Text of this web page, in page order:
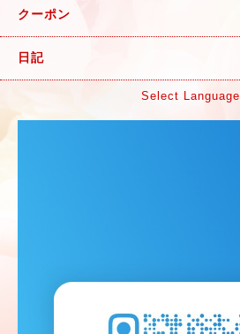
クーポン
日記
Select Language